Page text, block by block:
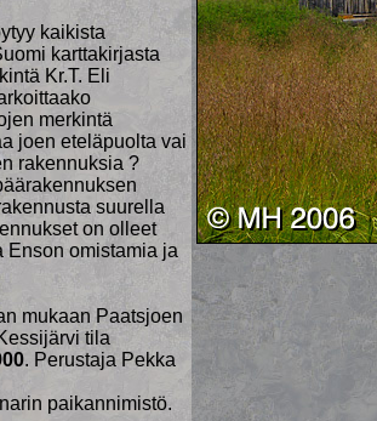
kaikista
karttakirjasta
Kr.T. Eli
merkintä
joen eteläpuolta vai
rakennuksia ?
suurella
on olleet
Enson omistamia ja
mukaan Paatsjoen
tila
. Perustaja Pekka
paikannimistö.